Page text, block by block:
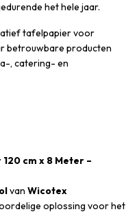
het hele jaar.
tafelpapier voor
betrouwbare producten
, catering- en
cm x 8 Meter –
van Wicotex
oplossing voor het